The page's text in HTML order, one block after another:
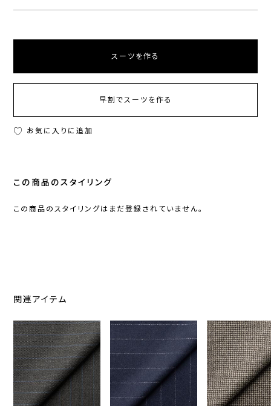
スーツを作る
早割でスーツを作る
お気に入りに追加
この商品のスタイリング
この商品のスタイリングはまだ登録されていません。
関連アイテム